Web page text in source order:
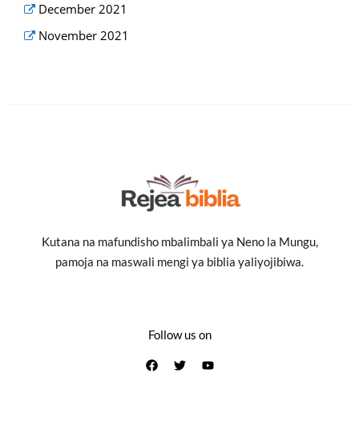
December 2021
November 2021
Kutana na mafundisho mbalimbali ya Neno la Mungu,
pamoja na maswali mengi ya biblia yaliyojibiwa.
Follow us on